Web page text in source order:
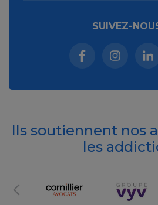
SUIVEZ-
Facebook
Ils soutiennent nos
les